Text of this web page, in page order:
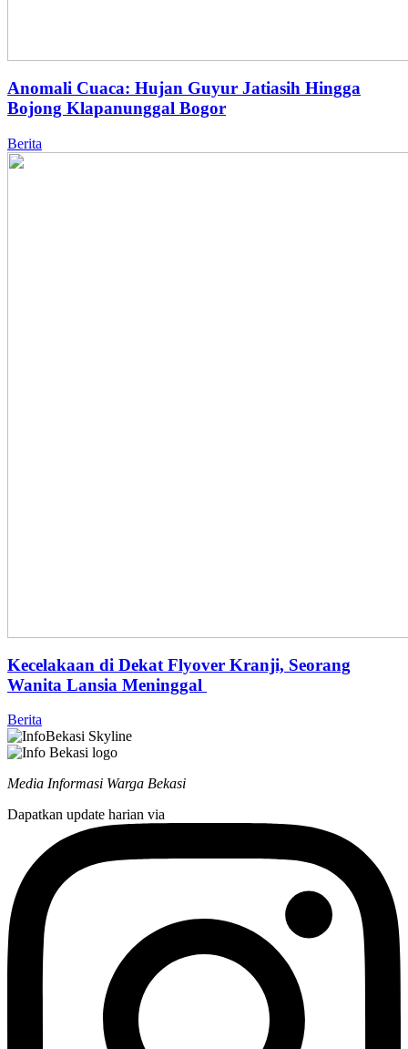
Anomali Cuaca: Hujan Guyur Jatiasih Hingga
Bojong Klapanunggal Bogor
Berita
Kecelakaan di Dekat Flyover Kranji, Seorang
Wanita Lansia Meninggal
Berita
Media Informasi Warga Bekasi
Dapatkan update harian via